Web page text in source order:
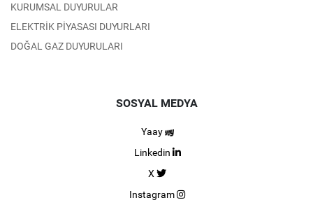
KURUMSAL DUYURULAR
ELEKTRİK PİYASASI DUYURLARI
DOĞAL GAZ DUYURULARI
SOSYAL MEDYA
Yaay
Linkedin
X
Instagram